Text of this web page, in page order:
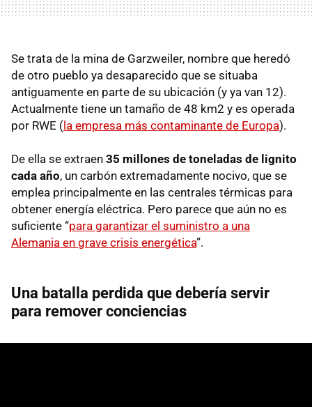
Se trata de la mina de Garzweiler, nombre que heredó
de otro pueblo ya desaparecido que se situaba
antiguamente en parte de su ubicación (y ya van 12).
Actualmente tiene un tamaño de 48 km2 y es operada
por RWE (la empresa más contaminante de Europa).
De ella se extraen 35 millones de toneladas de lignito
cada año, un carbón extremadamente nocivo, que se
emplea principalmente en las centrales térmicas para
obtener energía eléctrica. Pero parece que aún no es
suficiente “para garantizar el suministro a una
Alemania en grave crisis energética”.
Una batalla perdida que debería servir
para remover conciencias